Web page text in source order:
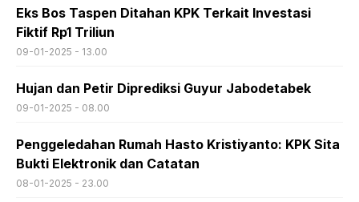
Eks Bos Taspen Ditahan KPK Terkait Investasi
Fiktif Rp1 Triliun
09-01-2025 - 13.00
Hujan dan Petir Diprediksi Guyur Jabodetabek
09-01-2025 - 08.00
Penggeledahan Rumah Hasto Kristiyanto: KPK Sita
Bukti Elektronik dan Catatan
08-01-2025 - 23.00